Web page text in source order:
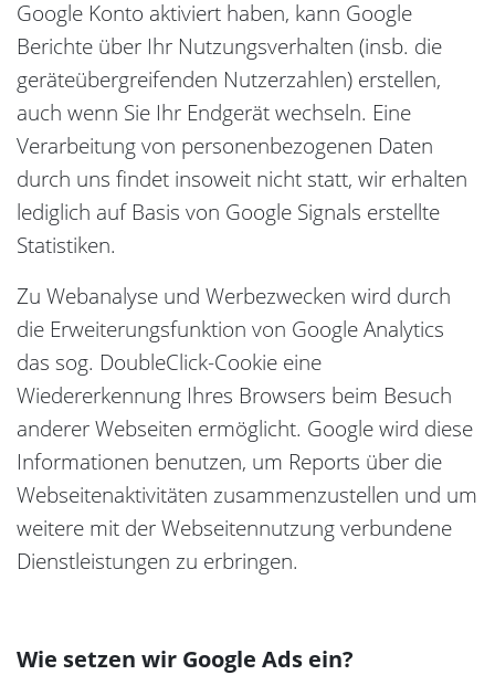
Google Konto aktiviert haben, kann Google
Berichte über Ihr Nutzungsverhalten (insb. die
geräteübergreifenden Nutzerzahlen) erstellen,
auch wenn Sie Ihr Endgerät wechseln. Eine
Verarbeitung von personenbezogenen Daten
durch uns findet insoweit nicht statt, wir erhalten
lediglich auf Basis von Google Signals erstellte
Statistiken.
Zu Webanalyse und Werbezwecken wird durch
die Erweiterungsfunktion von Google Analytics
das sog. DoubleClick-Cookie eine
Wiedererkennung Ihres Browsers beim Besuch
anderer Webseiten ermöglicht. Google wird diese
Informationen benutzen, um Reports über die
Webseitenaktivitäten zusammenzustellen und um
weitere mit der Webseitennutzung verbundene
Dienstleistungen zu erbringen.
Wie setzen wir Google Ads ein?